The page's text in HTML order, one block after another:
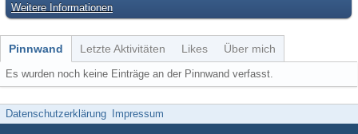
Weitere Informationen
Pinnwand Letzte Aktivitäten Likes Über mich
Es wurden noch keine Einträge an der Pinnwand verfasst.
Datenschutzerklärung Impressum